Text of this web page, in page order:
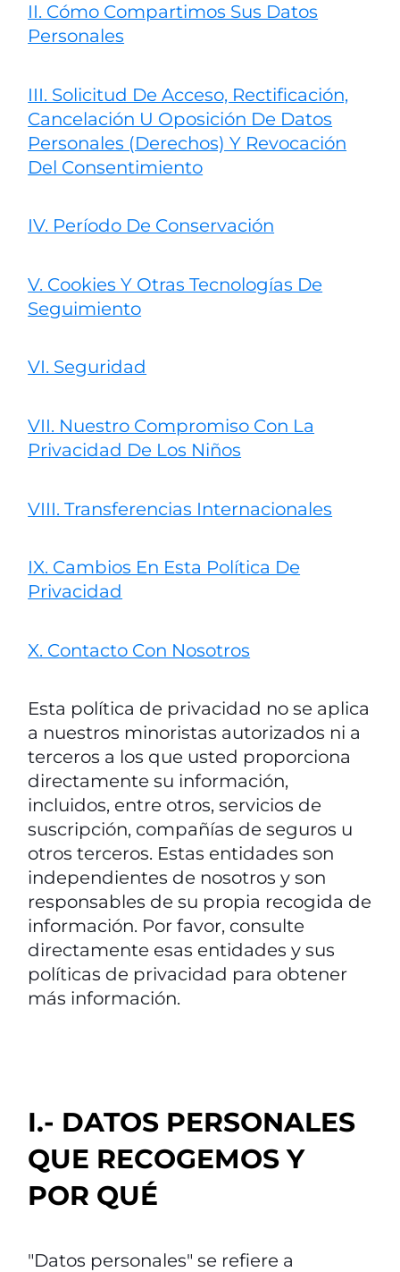
II. Cómo Compartimos Sus Datos
Personales
III. Solicitud De Acceso, Rectificación,
Cancelación U Oposición De Datos
Personales (Derechos) Y Revocación
Del Consentimiento
IV. Período De Conservación
V. Cookies Y Otras Tecnologías De
Seguimiento
VI. Seguridad
VII. Nuestro Compromiso Con La
Privacidad De Los Niños
VIII. Transferencias Internacionales
IX. Cambios En Esta Política De
Privacidad
X. Contacto Con Nosotros
Esta política de privacidad no se aplica
a nuestros minoristas autorizados ni a
terceros a los que usted proporciona
directamente su información,
incluidos, entre otros, servicios de
suscripción, compañías de seguros u
otros terceros. Estas entidades son
independientes de nosotros y son
responsables de su propia recogida de
información. Por favor, consulte
directamente esas entidades y sus
políticas de privacidad para obtener
más información.
I.- DATOS PERSONALES
QUE RECOGEMOS Y
POR QUÉ
"Datos personales" se refiere a